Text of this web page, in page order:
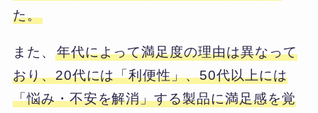
た。
また、 年代によって満足度の理由は異なって
おり、20代には「利便性」、50代以上には
「悩み・不安を解消」する製品に満足感を覚